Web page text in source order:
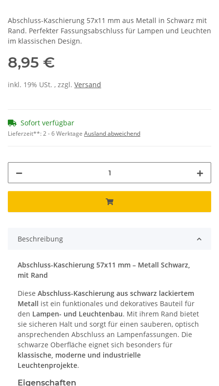
Abschluss-Kaschierung 57x11 mm aus Metall in Schwarz mit
Rand. Perfekter Fassungsabschluss für Lampen und Leuchten
im klassischen Design.
8,95 €
inkl. 19% USt. , zzgl. Versand
Sofort verfügbar
Lieferzeit**:2 - 6 Werktage Ausland abweichend
Beschreibung
Abschluss-Kaschierung 57x11 mm – Metall Schwarz,
mit Rand
Diese Abschluss-Kaschierung aus schwarz lackiertem
Metall ist ein funktionales und dekoratives Bauteil für
den Lampen- und Leuchtenbau. Mit ihrem Rand bietet
sie sicheren Halt und sorgt für einen sauberen, optisch
ansprechenden Abschluss an Lampenfassungen. Die
schwarze Oberfläche eignet sich besonders für
klassische, moderne und industrielle
Leuchtenprojekte.
Eigenschaften